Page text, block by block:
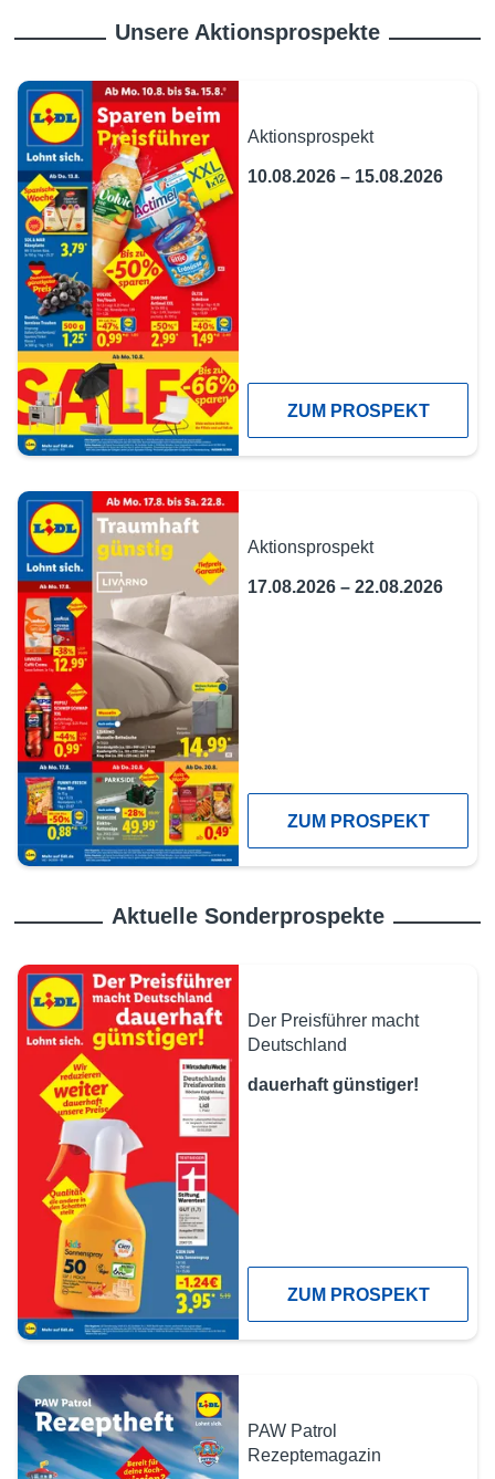
Unsere Aktionsprospekte
Aktionsprospekt
10.08.2026 – 15.08.2026
ZUM PROSPEKT
Aktionsprospekt
17.08.2026 – 22.08.2026
ZUM PROSPEKT
Aktuelle Sonderprospekte
Der Preisführer macht
Deutschland
dauerhaft günstiger!
ZUM PROSPEKT
PAW Patrol
Rezeptemagazin